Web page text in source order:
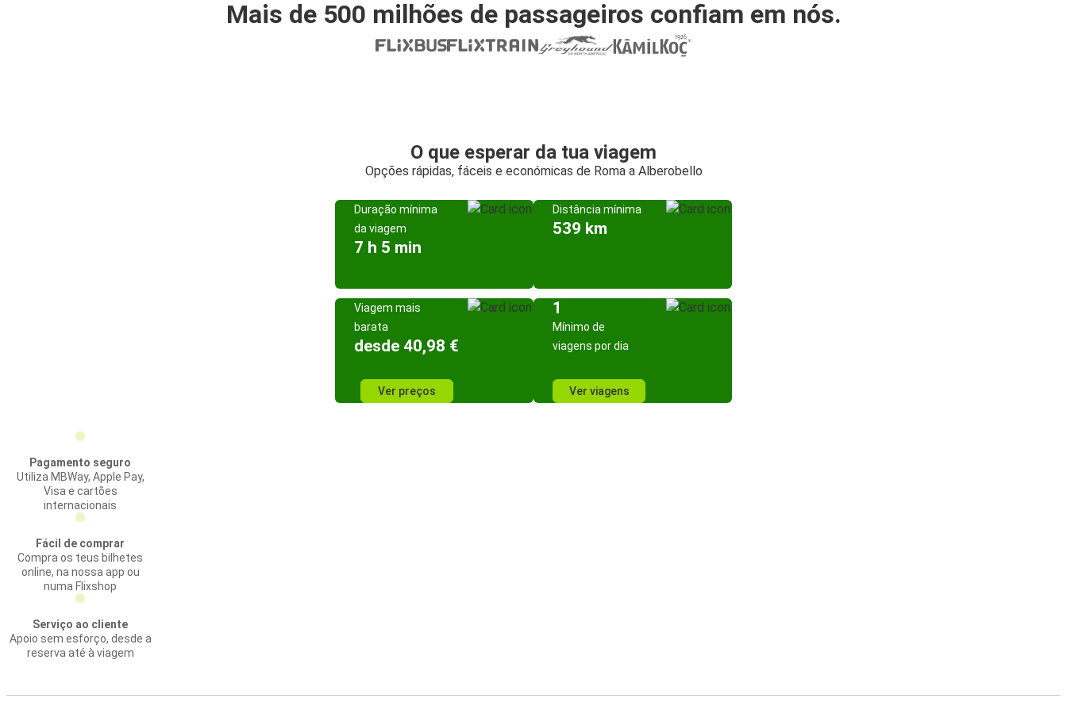
Mais de 500 milhões de passageiros confiam em nós.
O que esperar da tua viagem
Opções rápidas, fáceis e económicas de Roma a Alberobello
Duração mínima
da viagem
7 h 5 min
Distância mínima
539 km
Viagem mais
barata
desde 40,98 €
Ver preços
1
Mínimo de
viagens por dia
Ver viagens
Pagamento seguro
Utiliza MBWay, Apple Pay,
Visa e cartões
internacionais
Fácil de comprar
Compra os teus bilhetes
online, na nossa app ou
numa Flixshop
Serviço ao cliente
Apoio sem esforço, desde a
reserva até à viagem